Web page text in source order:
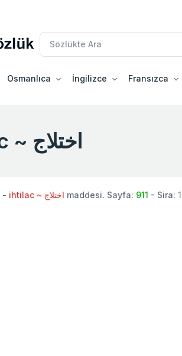
Osmanlıca İngilizce Fransızca
ihtilac ~ اختلاج
- ihtilac ~ اختلاج maddesi. Sayfa: 911 - Sira: 1